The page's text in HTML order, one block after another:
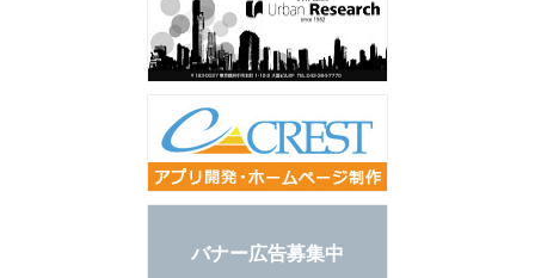
バナー広告募集中